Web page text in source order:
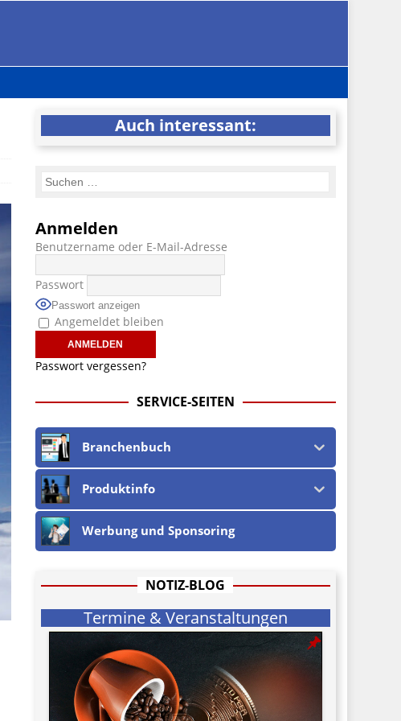
Auch interessant:
Anmelden
Benutzername oder E-Mail-Adresse
Passwort
Passwort anzeigen
Angemeldet bleiben
Passwort vergessen?
SERVICE-SEITEN
Branchenbuch
Produktinfo
Werbung und Sponsoring
NOTIZ-BLOG
Termine & Veranstaltungen